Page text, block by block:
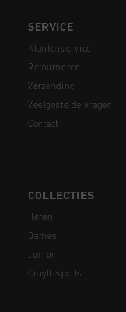
SERVICE
Klantenservice
Retourneren
Verzending
Veelgestelde vragen
Contact
COLLECTIES
Heren
Dames
Junior
Cruyff Sports